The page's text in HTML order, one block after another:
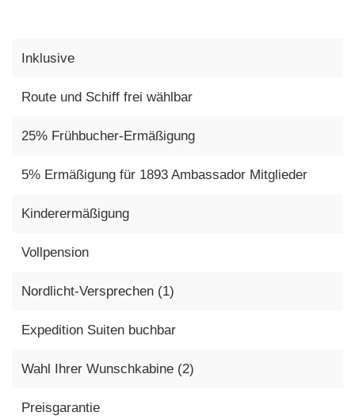
Inklusive
Route und Schiff frei wählbar
25% Frühbucher-Ermäßigung
5% Ermäßigung für 1893 Ambassador Mitglieder
Kinderermäßigung
Vollpension
Nordlicht-Versprechen (1)
Expedition Suiten buchbar
Wahl Ihrer Wunschkabine (2)
Preisgarantie